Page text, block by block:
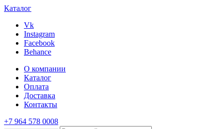
Каталог
Vk
Instagram
Facebook
Behance
О компании
Каталог
Оплата
Доставка
Контакты
+7 964 578 0008